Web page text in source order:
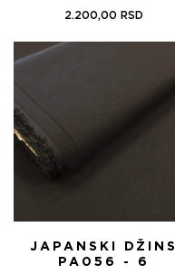
2.200,00 RSD
JAPANSKI DŽINS
PA056 - 6